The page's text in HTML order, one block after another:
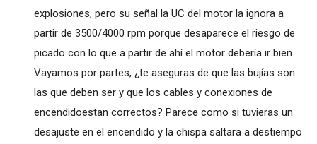
explosiones, pero su señal la UC del motor la ignora a
partir de 3500/4000 rpm porque desaparece el riesgo de
picado con lo que a partir de ahí el motor debería ir bien.
Vayamos por partes, ¿te aseguras de que las bujías son
las que deben ser y que los cables y conexiones de
encendidoestan correctos? Parece como si tuvieras un
desajuste en el encendido y la chispa saltara a destiempo